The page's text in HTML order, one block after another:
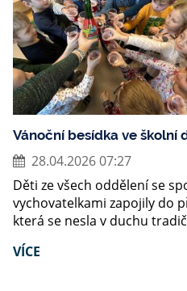
Vánoční besídka ve školní
28.04.2026 07:27
Děti ze všech oddělení se
vychovatelkami zapojily do
která se nesla v duchu
VÍCE